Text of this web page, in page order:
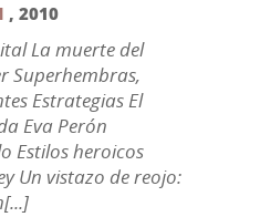
, 2010
La muerte del
Superhembras,
Estrategias El
Eva Perón
Estilos heroicos
Un vistazo de reojo: